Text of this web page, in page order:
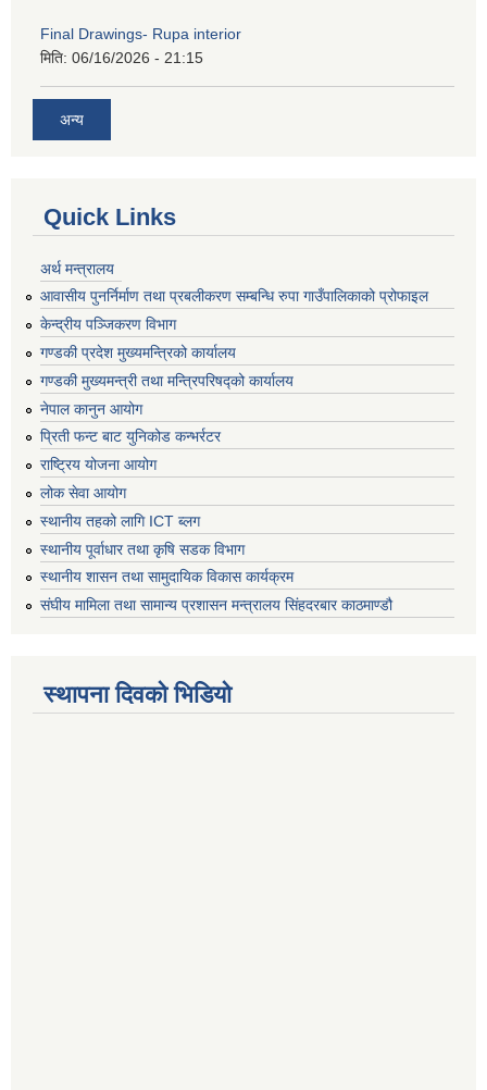
Final Drawings- Rupa interior
मिति: 06/16/2026 - 21:15
अन्य
Quick Links
अर्थ मन्त्रालय
आवासीय पुनर्निर्माण तथा प्रबलीकरण सम्बन्धि रुपा गाउँपालिकाको प्रोफाइल
केन्द्रीय पञ्जिकरण विभाग
गण्डकी प्रदेश मुख्यमन्त्रिको कार्यालय
गण्डकी मुख्यमन्त्री तथा मन्त्रिपरिषद्को कार्यालय
नेपाल कानुन आयोग
प्रिती फन्ट बाट युनिकोड कन्भर्रटर
राष्ट्रिय योजना आयोग
लोक सेवा आयोग
स्थानीय तहको लागि ICT ब्लग
स्थानीय पूर्वाधार तथा कृषि सडक विभाग
स्थानीय शासन तथा सामुदायिक विकास कार्यक्रम
संघीय मामिला तथा सामान्य प्रशासन मन्त्रालय सिंहदरबार काठमाण्डौ
स्थापना दिवको भिडियो